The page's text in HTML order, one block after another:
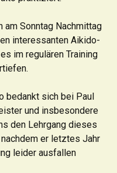
am Sonntag Nachmittag
interessanten Aikido-
im regulären Training
bedankt sich bei Paul
und insbesondere
den Lehrgang dieses
er letztes Jahr
leider ausfallen